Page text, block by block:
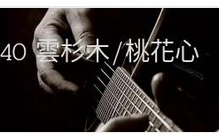
40 雲杉木/桃花心